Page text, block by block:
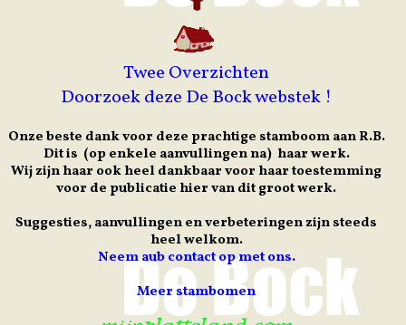
Twee Overzichten
Doorzoek deze De Bock webstek !
Onze beste dank voor deze prachtige stamboom aan R.B.
Dit is (op enkele aanvullingen na) haar werk.
Wij zijn haar ook heel dankbaar voor haar toestemming
voor de publicatie hier van dit groot werk.
Suggesties, aanvullingen en verbeteringen zijn steeds
heel welkom.
Neem aub contact op met ons.
Meer stambomen